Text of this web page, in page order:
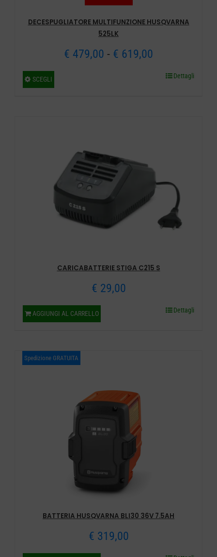
DECESPUGLIATORE MULTIFUNZIONE HUSQVARNA
525LK
€ 479,00 - € 619,00
€ 619,00
SCEGLI
opzioni
scelte
prodotto
Dettagli
CARICABATTERIE STIGA C215 S
€ 29,00
AGGIUNGI AL CARRELLO Dettagli
Spedizione GRATUITA
BATTERIA HUSQVARNA BLI30 36V 7.5AH
€ 319,00